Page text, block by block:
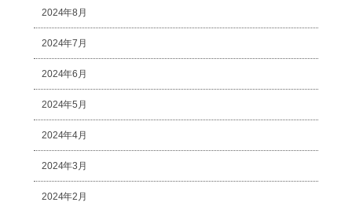
2024年8月
2024年7月
2024年6月
2024年5月
2024年4月
2024年3月
2024年2月